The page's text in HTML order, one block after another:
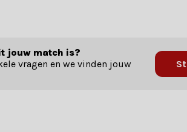
jouw match is?
vragen en we vinden jouw